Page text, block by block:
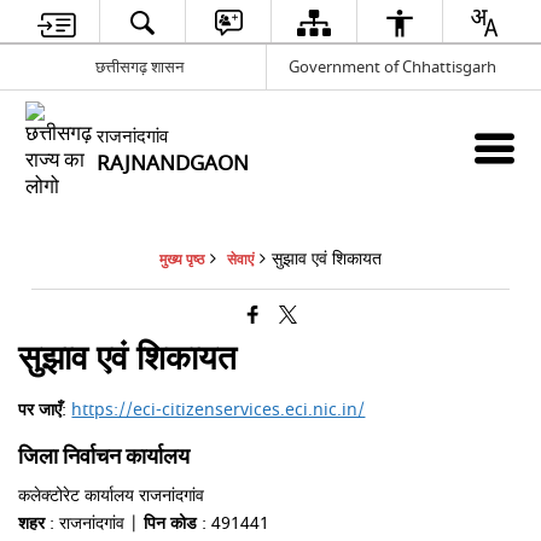
छत्तीसगढ़ शासन Government of Chhattisgarh
राजनांदगांव
RAJNANDGAON
मुख्य पृष्ठ सेवाएं सुझाव एवं शिकायत
सुझाव एवं शिकायत
पर जाएँ: https://eci-citizenservices.eci.nic.in/
जिला निर्वाचन कार्यालय
कलेक्टोरेट कार्यालय राजनांदगांव
शहर: राजनांदगांव |पिन कोड: 491441